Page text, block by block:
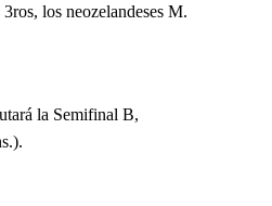
los neozelandeses M.
la Semifinal B,